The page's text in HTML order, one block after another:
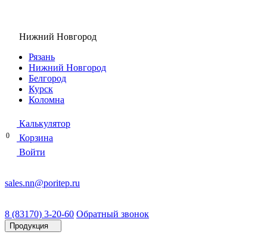
Нижний Новгород
Рязань
Нижний Новгород
Белгород
Курск
Коломна
Калькулятор
Корзина
0
Войти
sales.nn@poritep.ru
8 (83170) 3-20-60 Обратный звонок
Продукция